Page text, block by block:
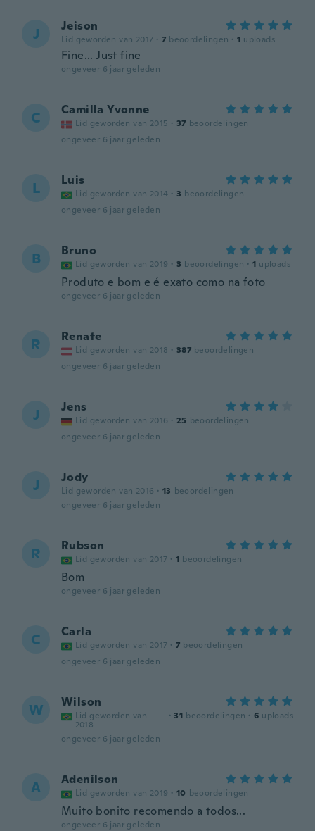
J Jeison
Lid geworden van 2017 · 7 beoordelingen · 1 uploads
Fine... Just fine
ongeveer 6 jaar geleden
C Camilla Yvonne
Lid geworden van 2015 · 37 beoordelingen
ongeveer 6 jaar geleden
L Luis
Lid geworden van 2014 · 3 beoordelingen
ongeveer 6 jaar geleden
B Bruno
Lid geworden van 2019 · 3 beoordelingen · 1 uploads
Produto e bom e é exato como na foto
ongeveer 6 jaar geleden
R Renate
Lid geworden van 2018 · 387 beoordelingen
ongeveer 6 jaar geleden
J Jens
Lid geworden van 2016 · 25 beoordelingen
ongeveer 6 jaar geleden
J Jody
Lid geworden van 2016 · 13 beoordelingen
ongeveer 6 jaar geleden
R Rubson
Lid geworden van 2017 · 1 beoordelingen
Bom
ongeveer 6 jaar geleden
C Carla
Lid geworden van 2017 · 7 beoordelingen
ongeveer 6 jaar geleden
W Wilson
Lid geworden van
2018
· 31 beoordelingen · 6 uploads
ongeveer 6 jaar geleden
A Adenilson
Lid geworden van 2019 · 10 beoordelingen
Muito bonito recomendo a todos...
ongeveer 6 jaar geleden